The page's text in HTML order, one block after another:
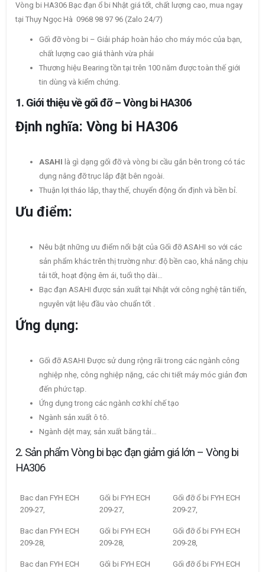
Vòng bi HA306 Bạc đạn ổ bi Nhật giá tốt, chất lượng cao, mua ngay
tại Thụy Ngọc Hà 0968 98 97 96 (Zalo 24/7)
Gối đỡ vòng bi – Giải pháp hoàn hảo cho máy móc của bạn,
chất lượng cao giá thành vừa phải
Thương hiệu Bearing tồn tại trên 100 năm được toàn thế giới
tin dùng và kiểm chứng.
1. Giới thiệu về gối đỡ – Vòng bi HA306
Định nghĩa: Vòng bi HA306
ASAHI là gì dạng gối đỡ và vòng bi cầu gắn bên trong có tác
dụng nâng đỡ trục lắp đặt bên ngoài.
Thuận lợi tháo lắp, thay thế, chuyển động ổn định và bền bỉ.
Ưu điểm:
Nêu bật những ưu điểm nổi bật của Gối đỡ ASAHI so với các
sản phẩm khác trên thị trường như: độ bền cao, khả năng chịu
tải tốt, hoạt động êm ái, tuổi thọ dài…
Bạc đạn ASAHI được sản xuất tại Nhật với công nghệ tân tiến,
nguyên vật liệu đầu vào chuẩn tốt .
Ứng dụng:
Gối đỡ ASAHI Được sử dung rộng rãi trong các ngành công
nghiệp nhẹ, công nghiệp nặng, các chi tiết máy móc giản đơn
đến phức tạp.
Ứng dụng trong các ngành cơ khí chế tạo
Ngành sản xuất ô tô.
Ngành dệt may, sản xuất băng tải…
2. Sản phẩm Vòng bi bạc đạn giảm giá lớn – Vòng bi
HA306
Bac dan FYH ECH
209-27,
Gối bi FYH ECH
209-27,
Gối đỡ ổ bi FYH ECH
209-27,
Bac dan FYH ECH
209-28,
Gối bi FYH ECH
209-28,
Gối đỡ ổ bi FYH ECH
209-28,
Bac dan FYH ECH
Gối bi FYH ECH
Gối đỡ ổ bi FYH ECH